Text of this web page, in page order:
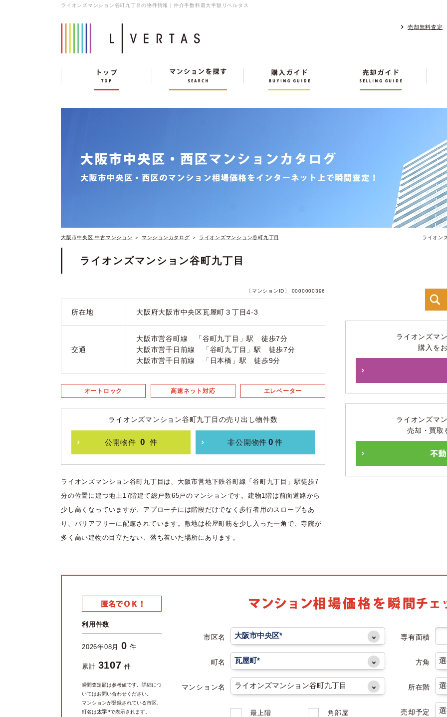
ライオンズマンション谷町九丁目の物件情報｜仲介手数料最大半額リベルタス
売却無料査定
大阪市中央区 中古マンション ＞ マンションカタログ ＞ ライオンズマンション谷町九丁目 ライオン
ライオンズマンション谷町九丁目
〔マンションID〕 0000000396
所在地 大阪府大阪市中央区瓦屋町３丁目4-3
交通
大阪市営谷町線 「谷町九丁目」駅 徒歩7分
大阪市営千日前線 「谷町九丁目」駅 徒歩7分
大阪市営千日前線 「日本橋」駅 徒歩9分
オートロック 高速ネット対応 エレベーター
ライオンズマンション谷町九丁目の売り出し物件数
公開物件 0 件 非公開物件 0 件
ライオンズマンション谷町九丁目は、大阪市営地下鉄谷町線「谷町九丁目」駅徒歩7
分の位置に建つ地上17階建て総戸数65戸のマンションです。建物1階は前面道路から
少し高くなっていますが、アプローチには階段だけでなく歩行者用のスロープもあ
り、バリアフリーに配慮されています。敷地は松屋町筋を少し入った一角で、寺院が
多く高い建物の目立たない、落ち着いた場所にあります。
ライオンズマ
購入を
ライオンズマ
売却・買取
利用件数
2026年08月 0 件
累計 3107 件
市区名
町名
マンション名
最上階 角部屋
専有面積
方角
所在階
売却予定
瞬間査定額は参考値です。詳細につ
いてはお問い合わせください。
マンションが登録されている市区、
町名は太字 *で表示されます。